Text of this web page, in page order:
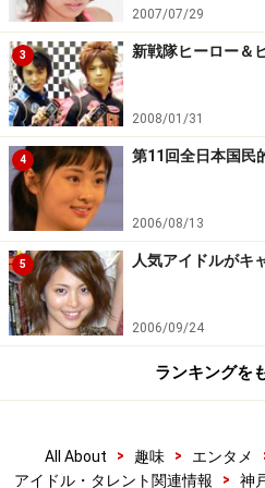
2007/07/29
3 新戦隊ヒーロー＆
2008/01/31
4 第11回全日本国民
2006/08/13
5 人気アイドルがキ
2006/09/24
ランキングを
All About > 趣味 > エンタメ
アイドル・タレント関連情報
> 神